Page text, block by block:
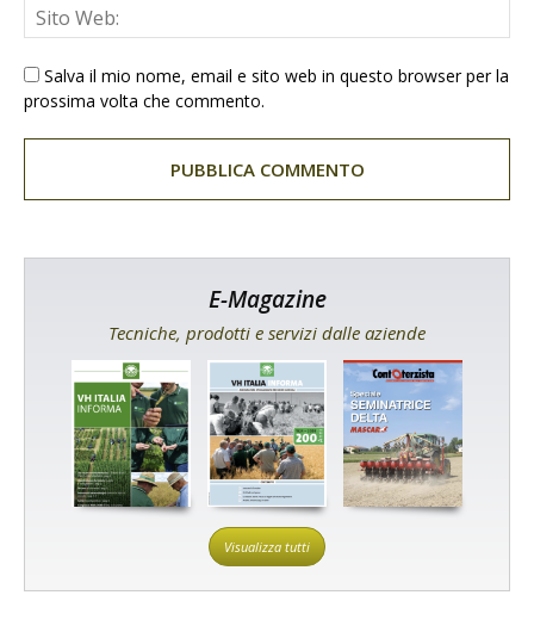
Salva il mio nome, email e sito web in questo browser per la
prossima volta che commento.
E-Magazine
Tecniche, prodotti e servizi dalle aziende
Visualizza tutti